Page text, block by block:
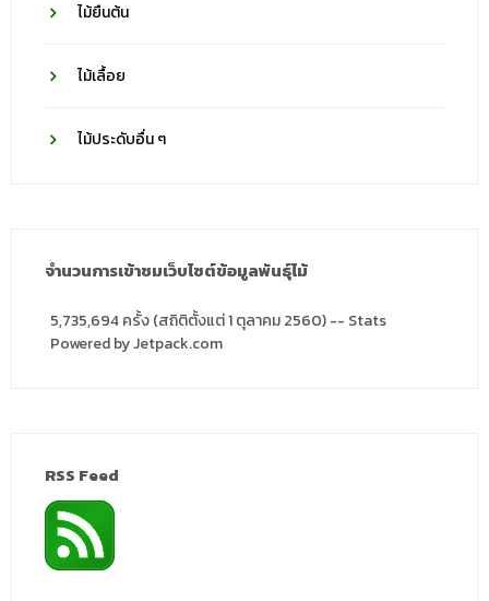
ไม้ยืนต้น
ไม้เลื้อย
ไม้ประดับอื่น ๆ
จำนวนการเข้าชมเว็บไซต์ข้อมูลพันธุ์ไม้
5,735,694 ครั้ง (สถิติตั้งแต่ 1 ตุลาคม 2560) -- Stats
Powered by Jetpack.com
RSS Feed